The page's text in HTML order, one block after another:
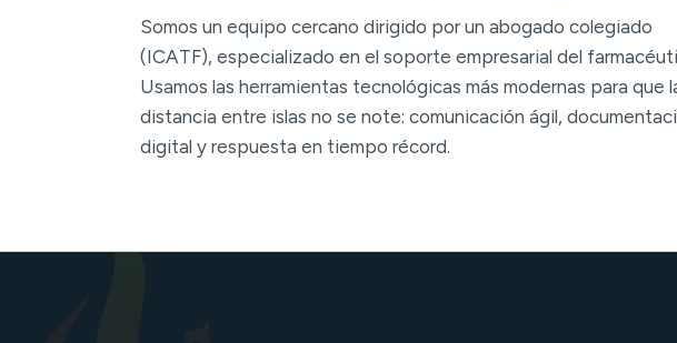
Somos un equipo cercano dirigido por un abogado colegiado
(ICATF), especializado en el soporte empresarial del
Usamos las herramientas tecnológicas más modernas para que
distancia entre islas no se note: comunicación ágil,
digital y respuesta en tiempo récord.